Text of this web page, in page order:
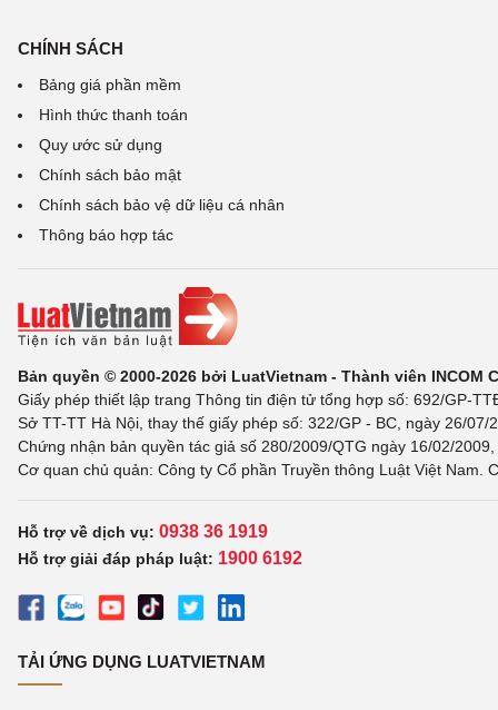
CHÍNH SÁCH
Bảng giá phần mềm
Hình thức thanh toán
Quy ước sử dụng
Chính sách bảo mật
Chính sách bảo vệ dữ liệu cá nhân
Thông báo hợp tác
Bản quyền © 2000-2026 bởi LuatVietnam - Thành viên INCOM
Giấy phép thiết lập trang Thông tin điện tử tổng hợp số: 692/GP-
Sở TT-TT Hà Nội, thay thế giấy phép số: 322/GP - BC, ngày 26/
Chứng nhận bản quyền tác giả số 280/2009/QTG ngày 16/02/
Cơ quan chủ quản: Công ty Cổ phần Truyền thông Luật Việt Nam.
Hỗ trợ về dịch vụ: 0938 36 1919
Hỗ trợ giải đáp pháp luật: 1900 6192
TẢI ỨNG DỤNG LUATVIETNAM